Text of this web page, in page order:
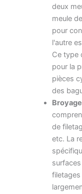
deux
meule
pour
l'autre
Ce type
pour la
pièces
des
de
etc. La